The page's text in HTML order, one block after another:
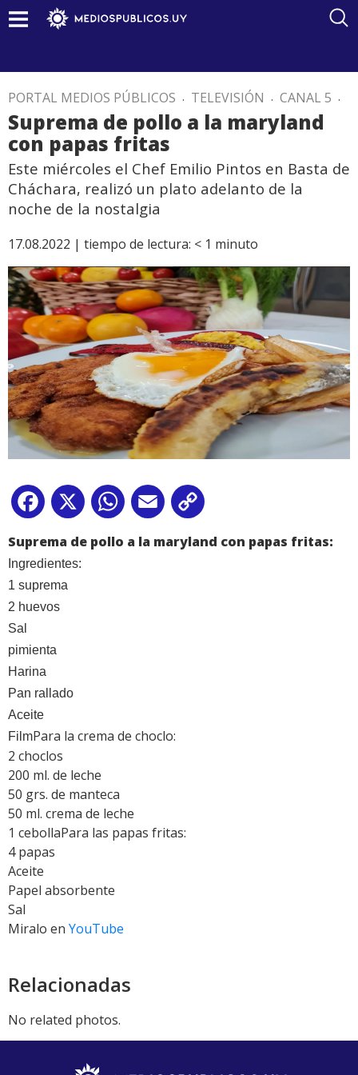
PORTAL MEDIOS PÚBLICOS . TELEVISIÓN . CANAL 5 .
Suprema de pollo a la maryland
con papas fritas
Este miércoles el Chef Emilio Pintos en Basta de
Cháchara, realizó un plato adelanto de la
noche de la nostalgia
17.08.2022 | tiempo de lectura: < 1 minuto
Facebook
X WhatsApp
Email
Link
Suprema de pollo a la maryland con papas fritas:
Ingredientes:
1 suprema
2 huevos
Sal
pimienta
Harina
Pan rallado
Aceite
FilmPara la crema de choclo:
2 choclos
200 ml. de leche
50 grs. de manteca
50 ml. crema de leche
1 cebollaPara las papas fritas:
4 papas
Aceite
Papel absorbente
Sal
Miralo en YouTube
Relacionadas
No related photos.